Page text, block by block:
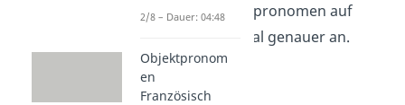
indirekten Objektpronomen auf
Französisch einmal genauer an.
2/8 – Dauer: 04:48
Objektpronom
en
Französisch